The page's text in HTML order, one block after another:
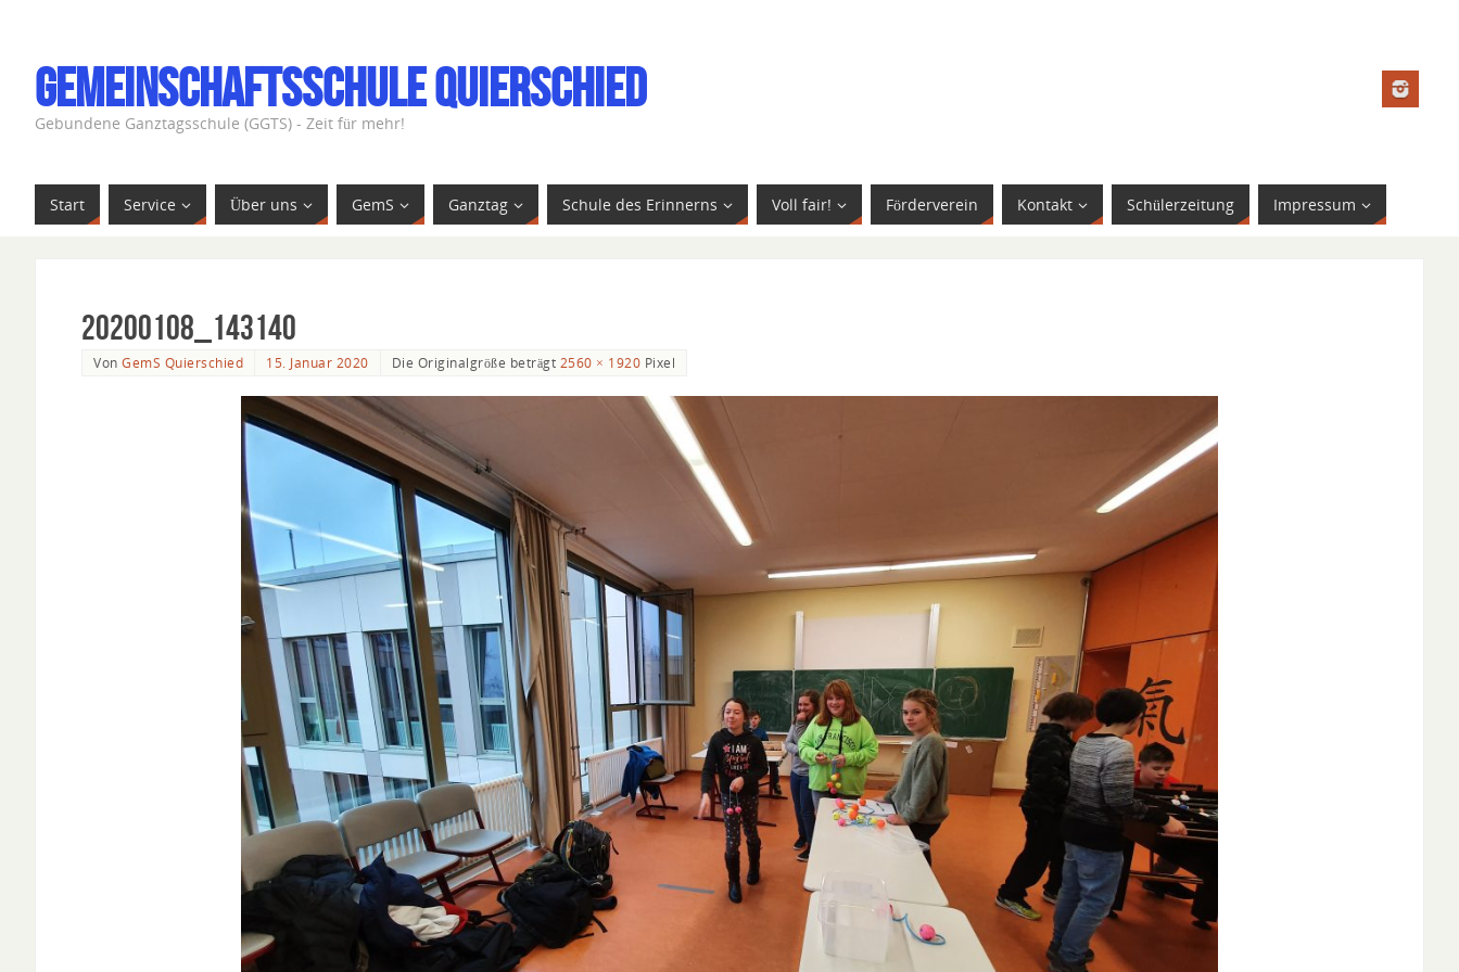
Gemeinschaftsschule Quierschied
Gebundene Ganztagsschule (GGTS) - Zeit für mehr!
Start Service Über uns GemS Ganztag Schule des Erinnerns Voll fair! Förderverein Kontakt Schülerzeitung Impressum
20200108_143140
Von GemS Quierschied 15. Januar 2020 Die Originalgröße beträgt 2560 × 1920 Pixel